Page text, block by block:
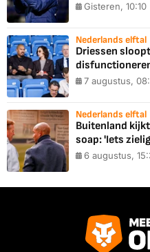
Gisteren, 10:10
Nederlands elftal
Driessen
7 augustus,
Nederlands elftal
Buitenland
soap: 'Iets
6 augustus,